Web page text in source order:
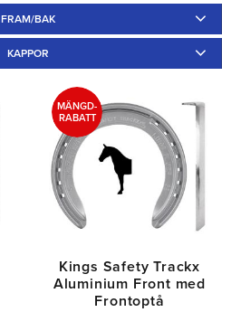
FRAM/BAK
KAPPOR
Kings Safety Trackx
Aluminium Front med
Frontoptå
MÄNGD-
RABATT